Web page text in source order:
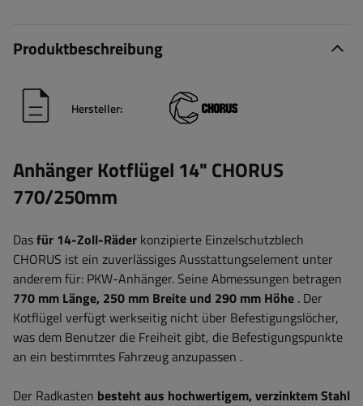
Produktbeschreibung
Hersteller:
Anhänger Kotflügel 14" CHORUS
770/250mm
Dasfür 14-Zoll-Räder konzipierte Einzelschutzblech
CHORUS ist ein zuverlässiges Ausstattungselement unter
anderem für: PKW-Anhänger. Seine Abmessungen betragen
770 mm Länge, 250 mm Breite und 290 mm Höhe . Der
Kotflügel verfügt werkseitig nicht über Befestigungslöcher,
was dem Benutzer die Freiheit gibt, die Befestigungspunkte
an ein bestimmtes Fahrzeug anzupassen .
Der Radkasten besteht aus hochwertigem, verzinktem Stahl